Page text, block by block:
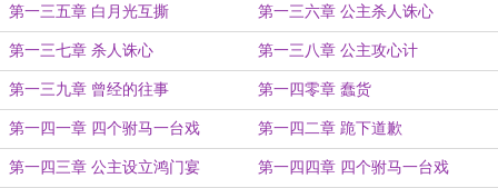
第一三五章 白月光互撕 第一三六章 公主杀人诛心
第一三七章 杀人诛心 第一三八章 公主攻心计
第一三九章 曾经的往事 第一四零章 蠢货
第一四一章 四个驸马一台戏 第一四二章 跪下道歉
第一四三章 公主设立鸿门宴 第一四四章 四个驸马一台戏